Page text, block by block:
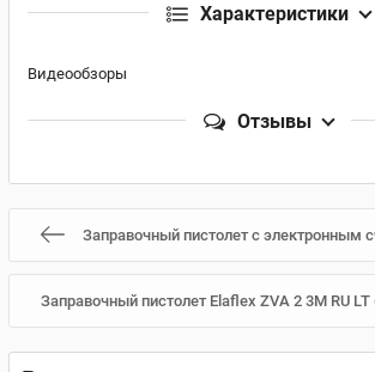
Характеристики
Видеообзоры
Отзывы
Заправочный пистолет с электронным
Заправочный пистолет Elaflex ZVA 2 3M RU